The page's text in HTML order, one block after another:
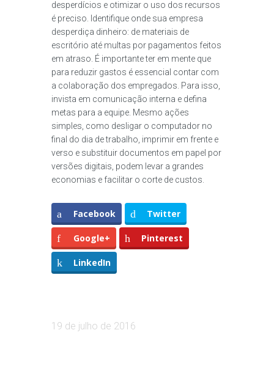
desperdícios e otimizar o uso dos recursos
é preciso. Identifique onde sua empresa
desperdiça dinheiro: de materiais de
escritório até multas por pagamentos feitos
em atraso. É importante ter em mente que
para reduzir gastos é essencial contar com
a colaboração dos empregados. Para isso,
invista em comunicação interna e defina
metas para a equipe. Mesmo ações
simples, como desligar o computador no
final do dia de trabalho, imprimir em frente e
verso e substituir documentos em papel por
versões digitais, podem levar a grandes
economias e facilitar o corte de custos.
Facebook Twitter
Google+ Pinterest
LinkedIn
19 de julho de 2016